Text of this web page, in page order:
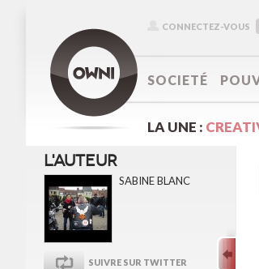
CONNECTEZ-VOUS
SOCIETÉ
LA UNE :
L'AUTEUR
SABINE BLANC
SUIVRE SUR TWITTER